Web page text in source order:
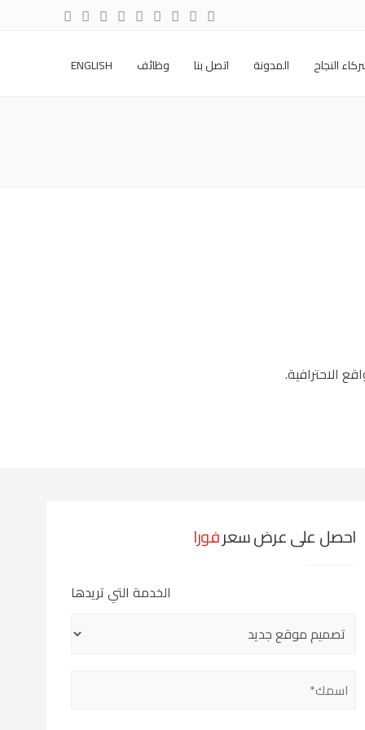
النجاح المدونة اتصل بنا وظائف ENGLISH
الاحترافية.
احصل على عرض سعرفورا
الخدمة التي تريدها